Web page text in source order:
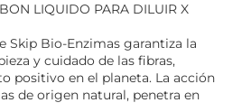
LIQUIDO PARA DILUIR X
Skip Bio-Enzimas garantiza la
y cuidado de las fibras,
positivo en el planeta. La acción
de origen natural, penetra en